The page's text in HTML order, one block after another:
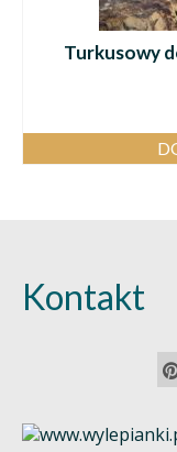
Turkusowy
Kontakt